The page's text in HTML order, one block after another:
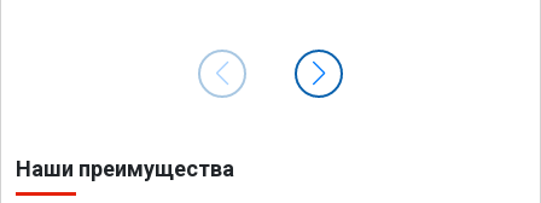
Наши преимущества